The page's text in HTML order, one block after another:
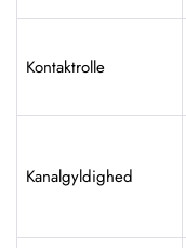
Kontaktrolle
Kanalgyldighed